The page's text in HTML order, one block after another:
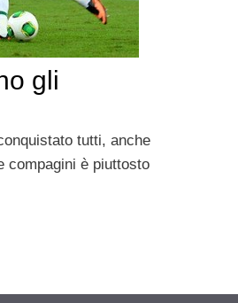
gli
tutti, anche
compagini è piuttosto